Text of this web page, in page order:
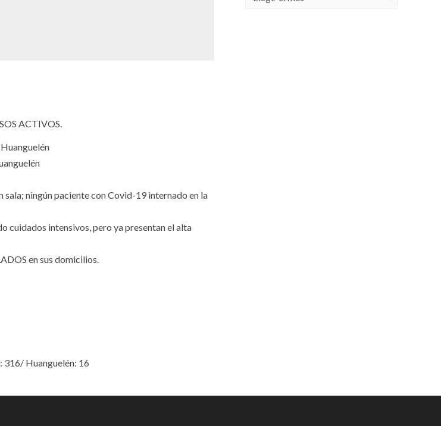
ACTIVOS.
ningún paciente con Covid-19 internado en la
cuidados intensivos, pero ya presentan el alta
en sus domicilios.
316/ Huanguelén: 16